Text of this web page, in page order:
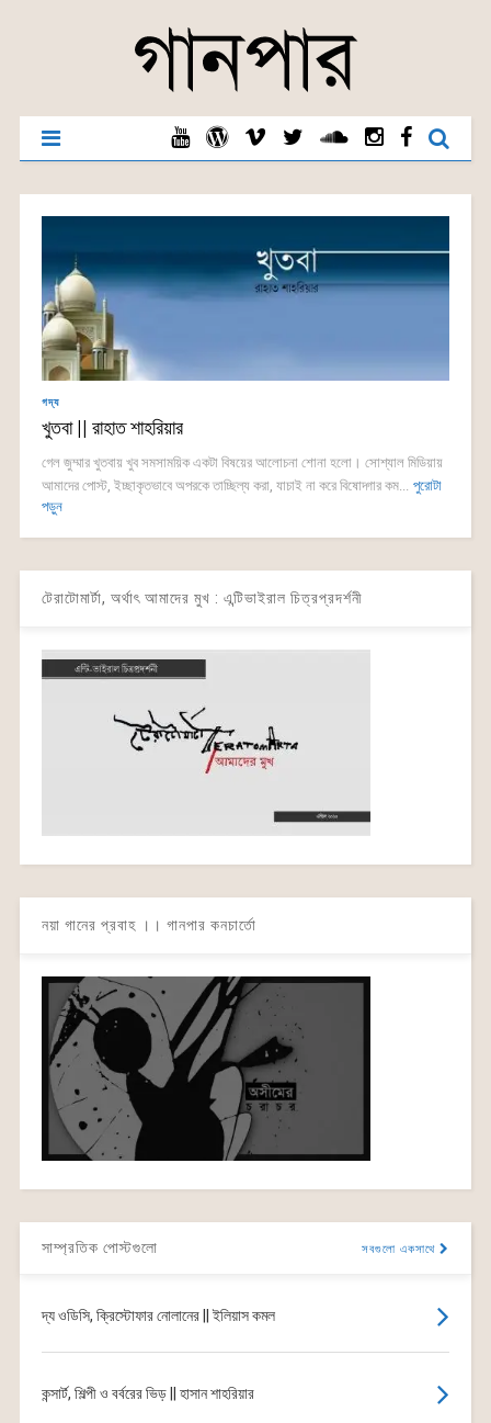
গদ্য
খুতবা || রাহাত শাহরিয়ার
গেল জুম্মার খুতবায় খুব সমসাময়িক একটা বিষয়ের আলোচনা শোনা হলো। সোশ্যাল মিডিয়ায়
আমাদের পোস্ট, ইচ্ছাকৃতভাবে অপরকে তাচ্ছিল্য করা, যাচাই না করে বিষোদ্গার কম... পুরোটা
পড়ুন
টেরাটোমার্টা, অর্থাৎ আমাদের মুখ : এন্টিভাইরাল চিত্রপ্রদর্শনী
নয়া গানের প্রবাহ ।। গানপার কনচার্তো
সাম্প্রতিক পোস্টগুলো সবগুলো একসাথে
দ্য ওডিসি, ক্রিস্টোফার নোলানের || ইলিয়াস কমল
কন্সার্ট, শিল্পী ও বর্বরের ভিড় || হাসান শাহরিয়ার